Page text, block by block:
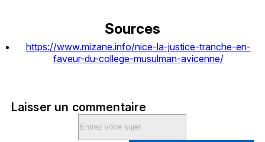
Sources
https://www.mizane.info/nice-la-justice-tranche-en-
faveur-du-college-musulman-avicenne/
Laisser un commentaire